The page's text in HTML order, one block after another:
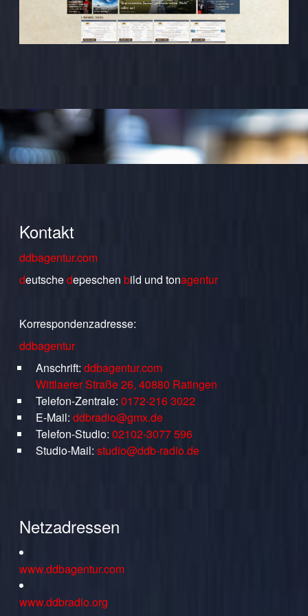
Kontakt
ddbagentur.com
deutschedepeschen bild undtonagentur
Korrespondenzadresse:
ddbagentur
Anschrift: ddbagentur.com
Wittlaerer Straße 26, 40880 Ratingen
Telefon-Zentrale: 0172-216 3022
E-Mail: ddbradio@gmx.de
Telefon-Studio: 02102-3077 596
Studio-Mail: studio@ddb-radio.de
Netzadressen
www.ddbagentur.com
www.ddbradio.org